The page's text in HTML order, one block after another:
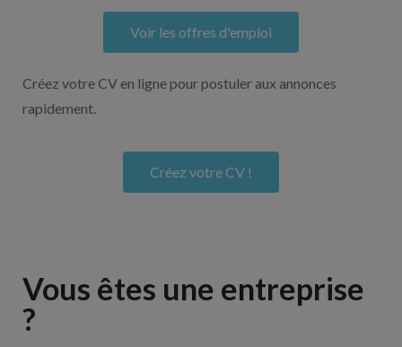
Voir les offres d'emploi
Créez votre CV en ligne pour postuler aux annonces
rapidement.
Créez votre CV !
Vous êtes une entreprise
?